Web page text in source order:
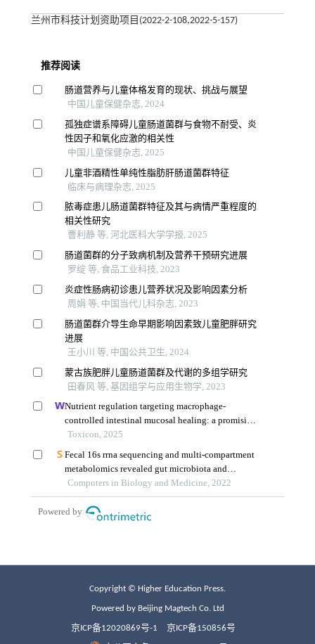
兰州市科技计划资助项目(2022-2-108,2022-5-157)
Copyright © Higher Education Press.
Powered by Beijing Magtech Co. Ltd
京ICP备12020869号-1 京ICP备150856号